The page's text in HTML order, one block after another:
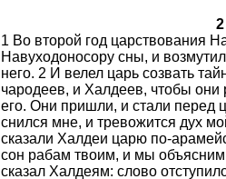
2
1 Во второй год царствования
Навуходоносору сны, и
него. 2 И велел царь созвать
чародеев, и Халдеев, чтобы они
его. Они пришли, и стали перед
снился мне, и тревожится дух
сказали Халдеи царю по-
сон рабам твоим, и мы объясним
сказал Халдеям: слово